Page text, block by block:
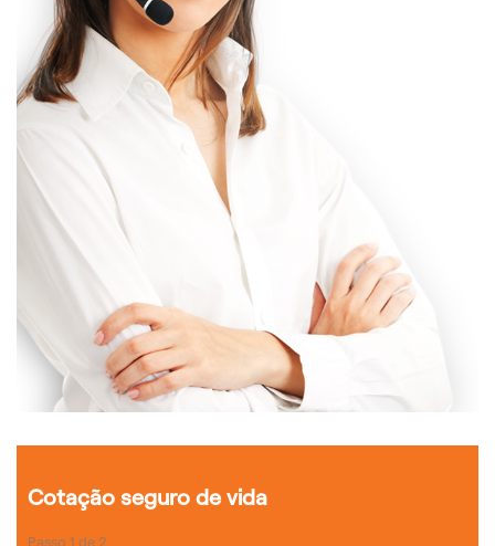
Cotação seguro de vida
Passo 1 de 2